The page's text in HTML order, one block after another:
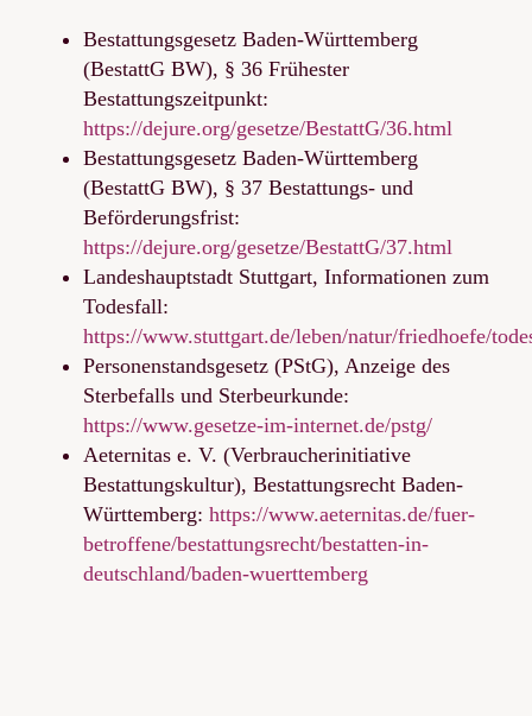
Bestattungsgesetz Baden-Württemberg
(BestattG BW), § 36 Frühester
Bestattungszeitpunkt:
https://dejure.org/gesetze/BestattG/36.html
Bestattungsgesetz Baden-Württemberg
(BestattG BW), § 37 Bestattungs- und
Beförderungsfrist:
https://dejure.org/gesetze/BestattG/37.html
Landeshauptstadt Stuttgart, Informationen zum
Todesfall:
https://www.stuttgart.de/leben/natur/friedhoefe/
Personenstandsgesetz (PStG), Anzeige des
Sterbefalls und Sterbeurkunde:
https://www.gesetze-im-internet.de/pstg/
Aeternitas e. V. (Verbraucherinitiative
Bestattungskultur), Bestattungsrecht Baden-
Württemberg: https://www.aeternitas.de/fuer-
betroffene/bestattungsrecht/bestatten-in-
deutschland/baden-wuerttemberg